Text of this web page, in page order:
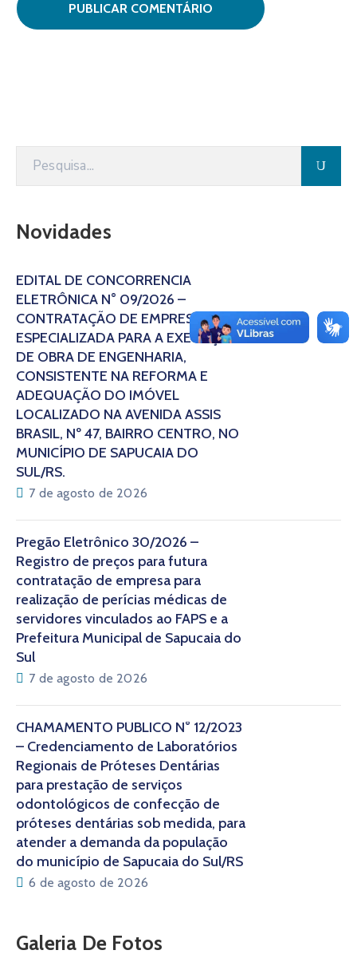
Novidades
EDITAL DE CONCORRÊNCIA
ELETRÔNICA N° 09/2026 –
CONTRATAÇÃO DE EMPRESA
ESPECIALIZADA PARA A EXECUÇÃO
DE OBRA DE ENGENHARIA,
CONSISTENTE NA REFORMA E
ADEQUAÇÃO DO IMÓVEL
LOCALIZADO NA AVENIDA ASSIS
BRASIL, Nº 47, BAIRRO CENTRO, NO
MUNICÍPIO DE SAPUCAIA DO
SUL/RS.
7 de agosto de 2026
Pregão Eletrônico 30/2026 –
Registro de preços para futura
contratação de empresa para
realização de perícias médicas de
servidores vinculados ao FAPS e a
Prefeitura Municipal de Sapucaia do
Sul
7 de agosto de 2026
CHAMAMENTO PÚBLICO N° 12/2023
– Credenciamento de Laboratórios
Regionais de Próteses Dentárias
para prestação de serviços
odontológicos de confecção de
próteses dentárias sob medida, para
atender a demanda da população
do município de Sapucaia do Sul/RS
6 de agosto de 2026
Galeria De Fotos